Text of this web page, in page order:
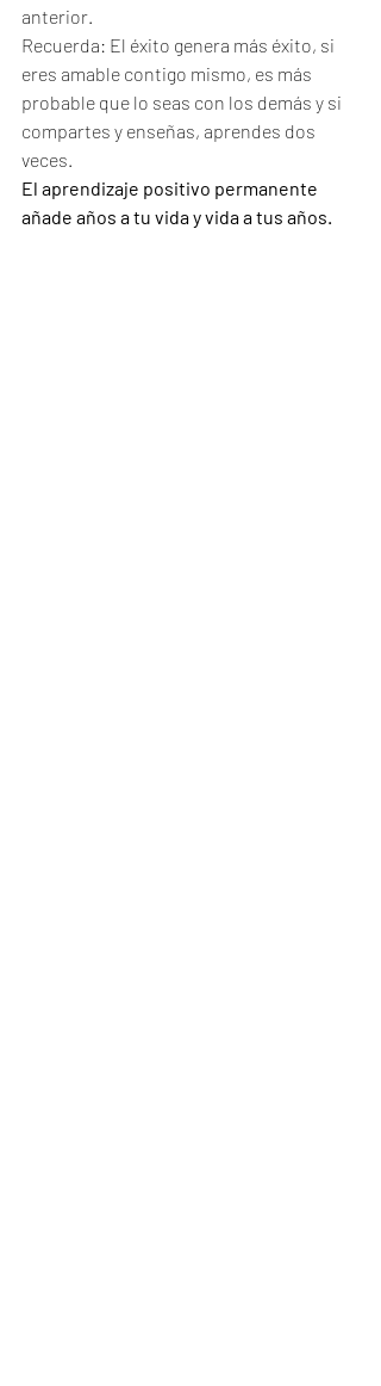
anterior.
Recuerda: El éxito genera más éxito, si
eres amable contigo mismo, es más
probable que lo seas con los demás y si
compartes y enseñas, aprendes dos
veces.
El aprendizaje positivo permanente
añade años a tu vida y vida a tus años.